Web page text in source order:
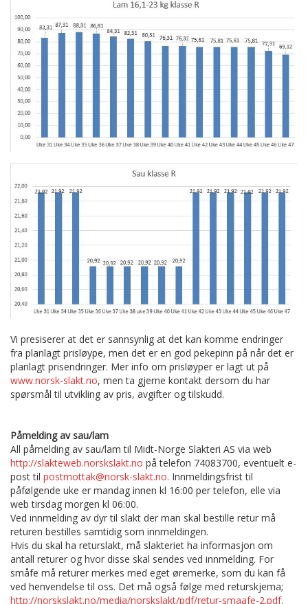
Vi presiserer at det er sannsynlig at det kan komme endringer
fra planlagt prisløype, men det er en god pekepinn på når det er
planlagt prisendringer. Mer info om prisløyper er lagt ut på
www.norsk-slakt.no, men ta gjerne kontakt dersom du har
spørsmål til utvikling av pris, avgifter og tilskudd.
Påmelding av sau/lam
All påmelding av sau/lam til Midt-Norge Slakteri AS via web
http://slakteweb.norskslakt.no på telefon 74083700, eventuelt e-
post til postmottak@norsk-slakt.no. Innmeldingsfrist til
påfølgende uke er mandag innen kl 16:00 per telefon, elle via
web tirsdag morgen kl 06:00.
Ved innmelding av dyr til slakt der man skal bestille retur må
returen bestilles samtidig som innmeldingen.
Hvis du skal ha returslakt, må slakteriet ha informasjon om
antall returer og hvor disse skal sendes ved innmelding. For
småfe må returer merkes med eget øremerke, som du kan få
ved henvendelse til oss. Det må også følge med returskjema;
http://norskslakt.no/media/norskslakt/pdf/retur-smaafe-2.pdf.